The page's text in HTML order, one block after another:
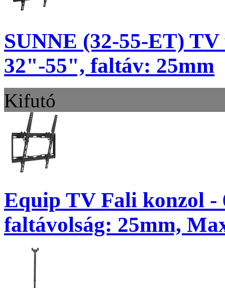
SUNNE (32-55-ET)
32"-55", faltáv: 25mm
Kifutó
Equip TV Fali konzol -
faltávolság: 25mm,